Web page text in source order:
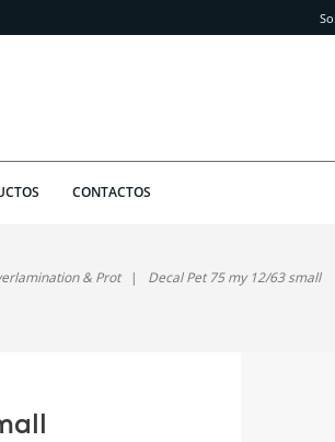
CONTACTOS
& Prot Decal Pet 75 my 12/63 small